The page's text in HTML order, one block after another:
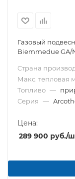
Газовый
Biemmedue GA/N
Страна
Макс. тепловая
Топливо —
Серия —
Цена:
289 900 руб./